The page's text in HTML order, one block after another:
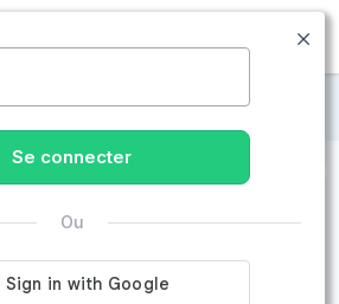
MENU
à Catus
Se connecter
Ou